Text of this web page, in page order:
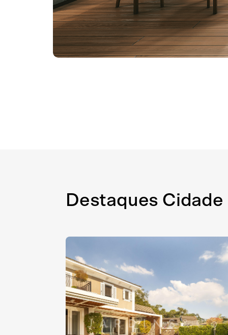
Destaques